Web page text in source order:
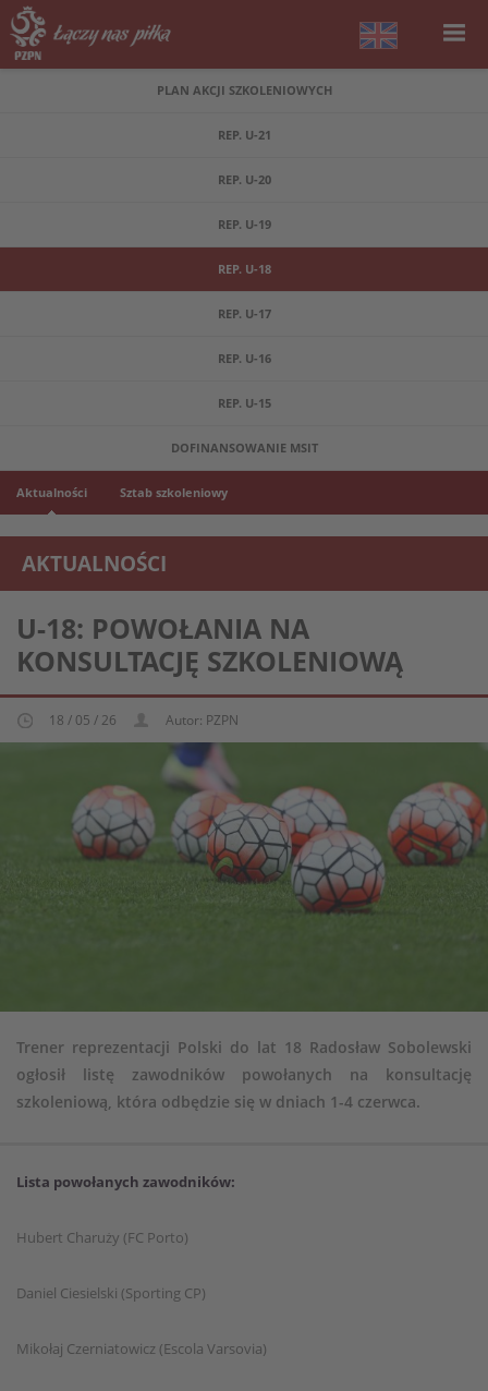
PLAN AKCJI SZKOLENIOWYCH
REP. U-21
REP. U-20
REP. U-19
REP. U-18
REP. U-17
REP. U-16
REP. U-15
DOFINANSOWANIE MSIT
Aktualności Sztab szkoleniowy
AKTUALNOŚCI
REPREZENTACJA MŁODZIEŻOWA U-18
U-18: POWOŁANIA NA
KONSULTACJĘ SZKOLENIOWĄ
18 / 05 / 26 Autor: PZPN
Trener reprezentacji Polski do lat 18 Radosław Sobolewski
ogłosił listę zawodników powołanych na konsultację
szkoleniową, która odbędzie się w dniach 1-4 czerwca.
Lista powołanych zawodników:
Hubert Charuży (FC Porto)
Daniel Ciesielski (Sporting CP)
Mikołaj Czerniatowicz (Escola Varsovia)